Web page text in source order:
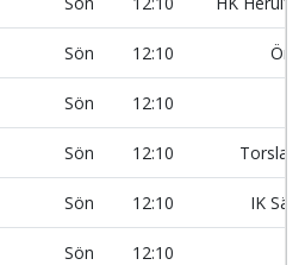
Sön 12:10
Sön 12:10
Sön 12:10
Sön 12:10 IK
Sön 12:10